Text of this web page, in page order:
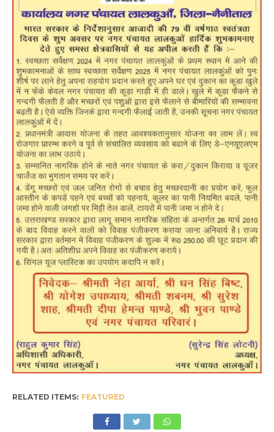
RELATED ITEMS: FEATURED